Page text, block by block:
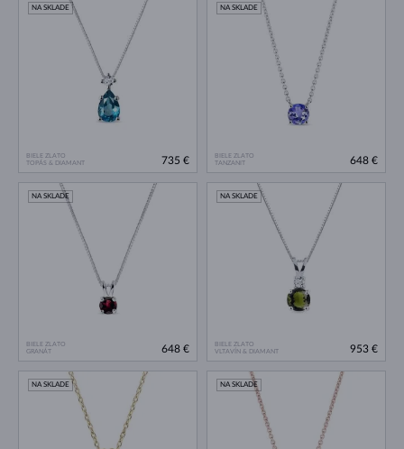
BIELE ZLATO
TOPÁS & DIAMANT
NA SKLADE
735 €
BIELE ZLATO
TANZANIT
NA SKLADE
648 €
BIELE ZLATO
GRANÁT
NA SKLADE
648 €
BIELE ZLATO
VLTAVÍN & DIAMANT
NA SKLADE
953 €
NA SKLADE NA SKLADE